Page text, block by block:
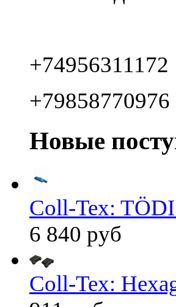
+74956311172
+79858770976
Новые
Coll-Tex:
6 840 руб
Coll-Tex: